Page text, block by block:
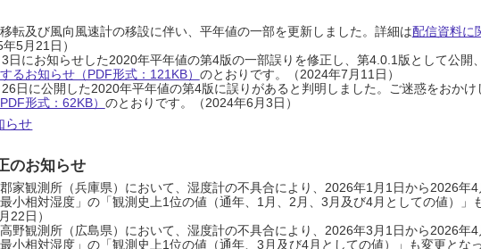
転及び風向風速計の移設に伴い、平年値の一部を更新しました。詳細は配信資料に
5月21日）
日にお知らせした2020年平年値の第4版の一部誤りを修正し、第4.0.1版として公開
るお知らせ（PDF形式：121KB） のとおりです。（2024年7月11日）
日に公開した2020年平年値の第4版に誤りがあると判明しました。ご迷惑をおか
形式：62KB） のとおりです。（2024年6月3日）
らせ
のお知らせ
家観測所（兵庫県）において、湿度計の不具合により、2026年1月1日から2026年
小相対湿度」の「観測史上1位の値（通年、1月、2月、3月及び4月としての値）」
22日）
野観測所（広島県）において、湿度計の不具合により、2026年3月1日から2026年
小相対湿度」の「観測史上1位の値（通年、3月及び4月としての値）」も変更とな